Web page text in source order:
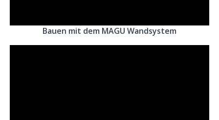
Bauen mit dem MAGU Wandsystem